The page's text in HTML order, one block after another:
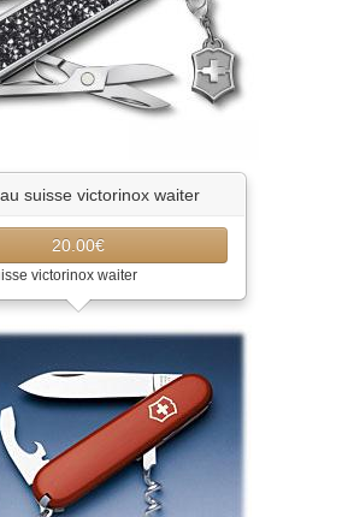
suisse victorinox waiter
20.00€
victorinox waiter